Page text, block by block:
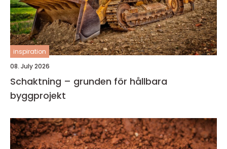
inspiration
08. July 2026
Schaktning – grunden för hållbara
byggprojekt